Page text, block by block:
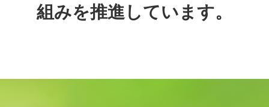
組みを推進しています。